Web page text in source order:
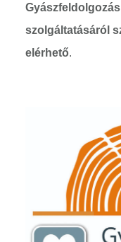
szolgáltatásáról
elérhető.